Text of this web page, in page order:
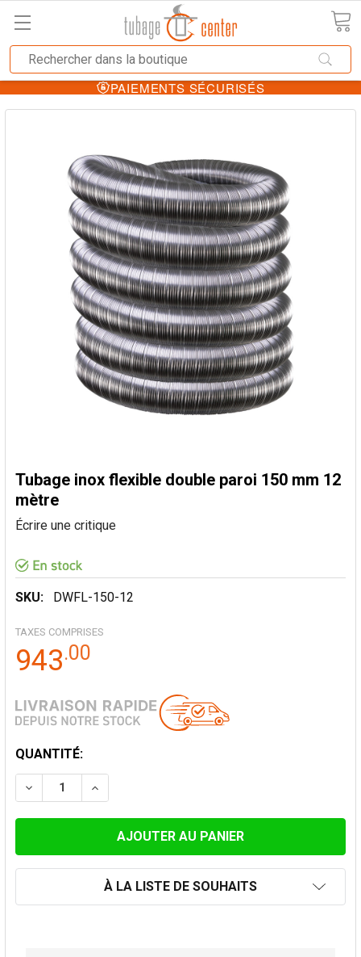
PAIEMENTS SÉCURISÉS
Tubage inox flexible double paroi 150 mm 12
mètre
Écrire une critique
SKU: DWFL-150-12
TAXES COMPRISES
943.00
STOCK
ACTUEL:
QUANTITÉ:
DIMINUER LA QUANTITÉ DE TUBAGE INOX FLEXIBLE
AUGMENTER LA QUANTITÉ DE TUBAGE
À LA LISTE DE SOUHAITS